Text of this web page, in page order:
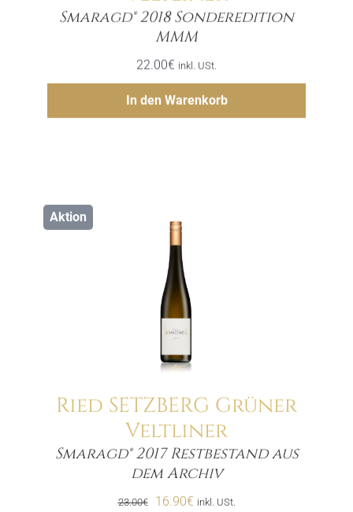
Smaragd® 2018 Sonderedition
MMM
22.00€ inkl. USt.
In den Warenkorb
Menge
Hinzufügen
Aktion
Ried SETZBERG Grüner
Veltliner
Smaragd® 2017 Restbestand aus
dem Archiv
23.00€
Ursprünglicher
16.90€Aktueller
inkl. USt.